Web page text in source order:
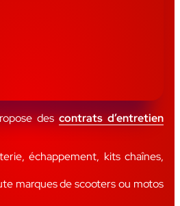
descontrats d’entretien
échappement, kits chaînes,
marques de scooters ou motos